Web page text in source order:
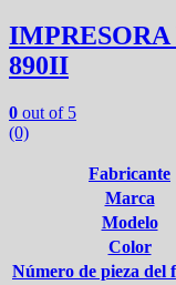
890II
0 out of 5
(0)
Fabricante
Marca
Modelo
Color
Número de pieza del